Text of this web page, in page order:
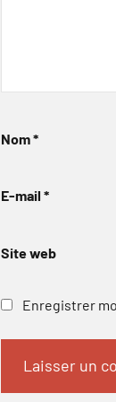
Nom*
E-mail *
Site web
Enregistrer